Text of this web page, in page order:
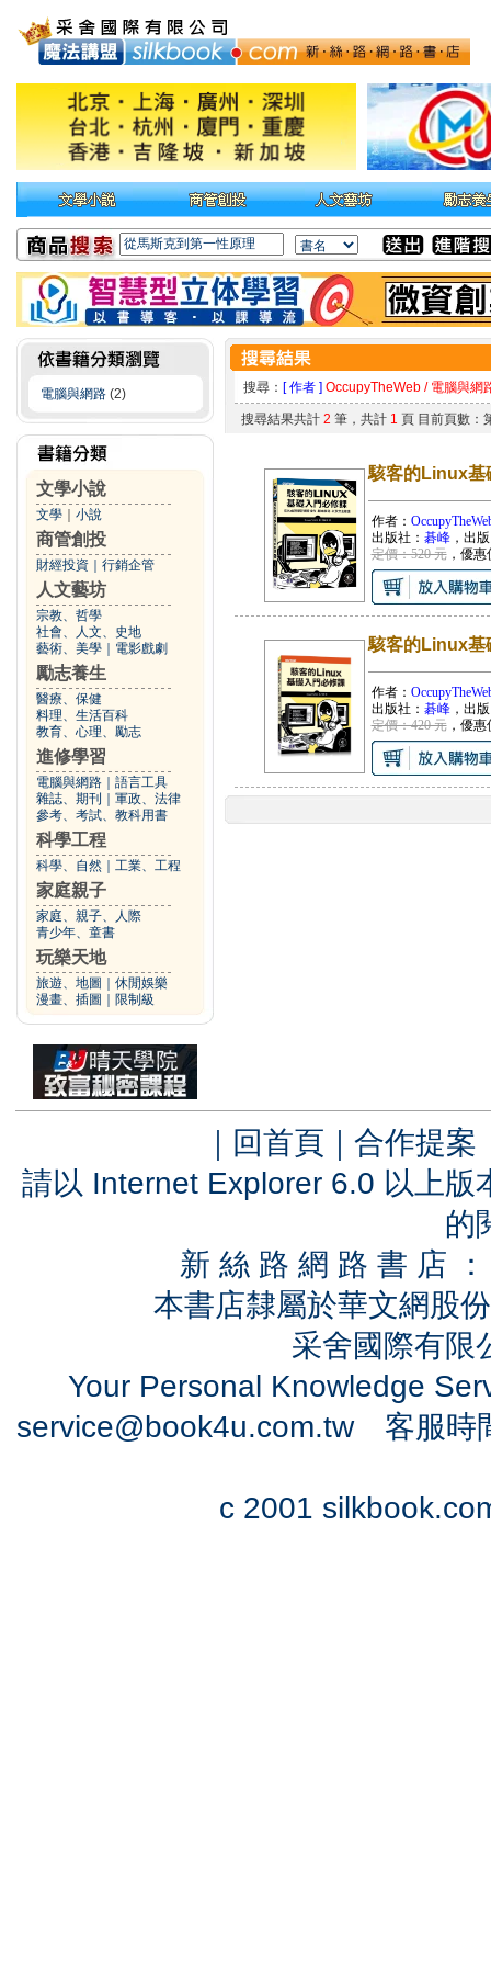
電腦與網路 (2)
文學小說
文學 小說
商管創投
財經投資 行銷企管
人文藝坊
宗教、哲學
社會、人文、史地
藝術、美學
電影戲劇
勵志養生
醫療、保健
料理、生活百科
教育、心理、勵志
進修學習
電腦與網路
語言工具
雜誌、期刊
軍政、法律
參考、考試、教科用書
科學工程
科學、自然 工業、工程
家庭親子
家庭、親子、人際
青少年、童書
玩樂天地
旅遊、地圖
休閒娛樂
漫畫、插圖
限制級
搜尋： [ 作者 ] OccupyTheWeb / 電腦與網
搜尋結果共計 2 筆，共計 1 頁 目前頁數：
駭客的Linux基
作者：
出版社： 碁峰，出
定價：520 元，優惠
駭客的Linux基
作者：
出版社： 碁峰，出
定價：420 元，優惠
｜ 回首頁 ｜ 合作提案
請以 Internet Explorer 6.0 以上
的
新 絲 路 網 路 書 店
本書店隸屬於華文網股
采舍國際有
Your Personal Knowledge
service@book4u.com.tw客服時
c 2001